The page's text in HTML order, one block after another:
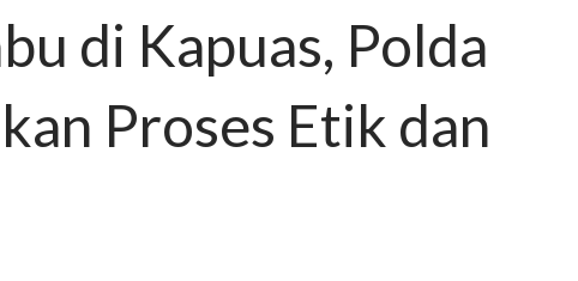
di Kapuas, Polda
Proses Etik dan